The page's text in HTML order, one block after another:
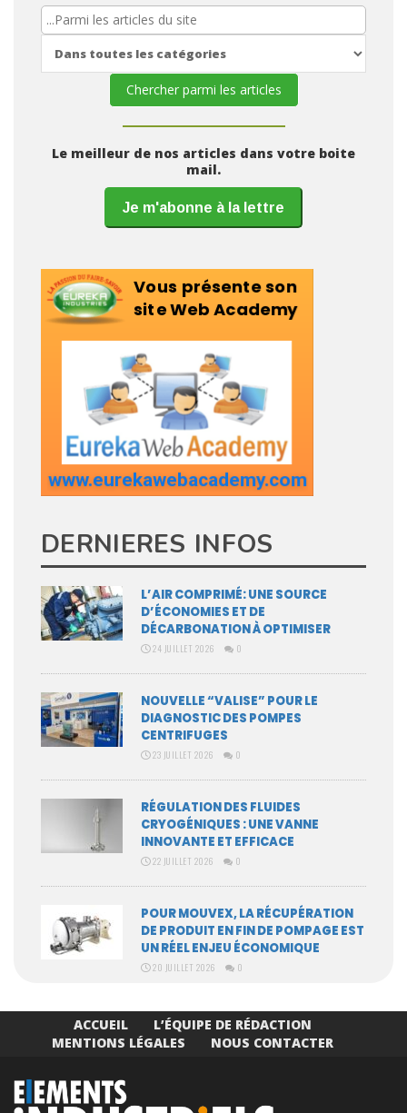
Le meilleur de nos articles dans votre boite
mail.
Je m'abonne à la lettre
DERNIERES INFOS
L’AIR COMPRIMÉ: UNE SOURCE
D’ÉCONOMIES ET DE
DÉCARBONATION À OPTIMISER
24 JUILLET 2026 0
NOUVELLE “VALISE” POUR LE
DIAGNOSTIC DES POMPES
CENTRIFUGES
23 JUILLET 2026 0
RÉGULATION DES FLUIDES
CRYOGÉNIQUES : UNE VANNE
INNOVANTE ET EFFICACE
22 JUILLET 2026 0
POUR MOUVEX, LA RÉCUPÉRATION
DE PRODUIT EN FIN DE POMPAGE EST
UN RÉEL ENJEU ÉCONOMIQUE
20 JUILLET 2026 0
ACCUEIL
L’ÉQUIPE DE RÉDACTION
MENTIONS LÉGALES
NOUS CONTACTER